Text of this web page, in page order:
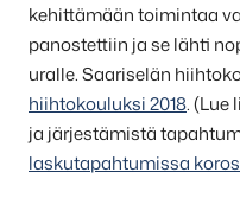
kehittämään toimintaa
panostettiin ja se lähti
uralle. Saariselän
hiihtokouluksi 2018. (Lue
ja järjestämistä
laskutapahtumissa